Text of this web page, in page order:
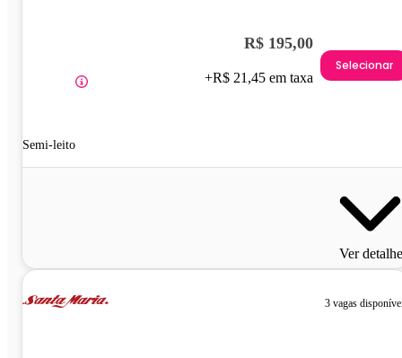
Semi-leito
R$ 195,00
+R$ 21,45 em taxa
Selecionar
Ver
3 vagas